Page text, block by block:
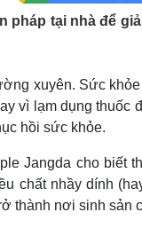
Lịch thi đấu bóng
Hậu trường
Văn hóa
Văn học
Âm nhạc
Di sản
pháp tại nhà để
xuyên. Sức
vì lạm dụng thuốc
hồi sức khỏe.
Jangda cho biết
chất nhầy dính
thành nơi sinh sản